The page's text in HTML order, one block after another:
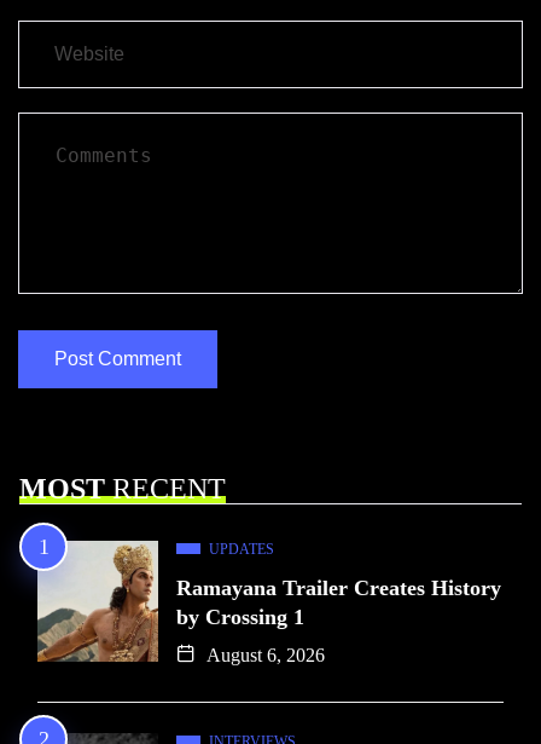
MOSTRECENT
UPDATES
Ramayana Trailer Creates History
by Crossing 1
August 6, 2026